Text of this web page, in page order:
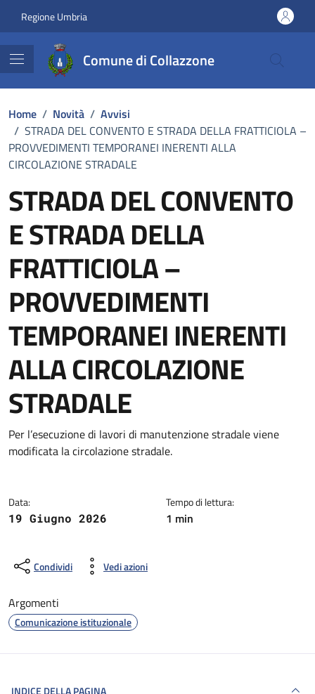
Regione Umbria
Comune di Collazzone
Home / Novità / Avvisi
/ STRADA DEL CONVENTO E STRADA DELLA FRATTICIOLA –
PROVVEDIMENTI TEMPORANEI INERENTI ALLA
CIRCOLAZIONE STRADALE
STRADA DEL CONVENTO
E STRADA DELLA
FRATTICIOLA –
PROVVEDIMENTI
TEMPORANEI INERENTI
ALLA CIRCOLAZIONE
STRADALE
Dettagli della notizia
Per l’esecuzione di lavori di manutenzione stradale viene
modificata la circolazione stradale.
Data:
19 Giugno 2026
Tempo di lettura:
1 min
Condividi Vedi azioni
Argomenti
Comunicazione istituzionale
INDICE DELLA PAGINA